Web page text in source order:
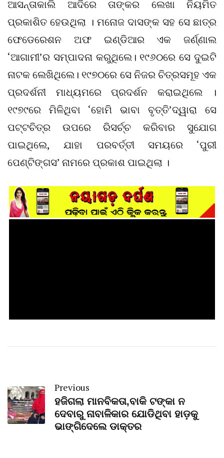
ଆସନ୍ତାକାଲି ଆଦିରେ ତାଙ୍କର ଲେଖା ନିୟମିତ
ପ୍ରକାଶିତ ହେଉଥିଲା । ମନୋଜ ଦାସଙ୍କ ସହ ସେ ଛାତ୍ର
ଫେଡେରେଶନ ଅଫ ଇଣ୍ଡିଆର ଏକ ଜର୍ଣ୍ଣାଲ
‘ଆଗାମୀ’ର ସମ୍ପାଦନା କରୁଥିଲେ। ୧୯୬୦ରେ ସେ ଦୁଇଟି
ନାଟକ ଲେଖିଥିଲେ। ୧୯୭୦ରେ ସେ ନିଜର ଚିତ୍ରସମୂହ ଏକ
ପ୍ରଦର୍ଶନୀ ମାଧ୍ୟମରେ ପ୍ରଦର୍ଶନ କରାଇଥିଲେ ।
୧୯୭୯ରେ ମିଳିଥିବା ‘ହୋମି ଭାବା ବୃତ୍ତି’ଦ୍ୱାରା ସେ
ପଟ୍ଟଚିତ୍ର ଉପରେ ରିସର୍ଚ୍ଚ କରିବାର ସୁଯୋଗ
ପାଇଥିଲେ, ଯାହା ପରବର୍ତ୍ତୀ ସମୟରେ ‘ପୁରୀ
ପେଣ୍ଟିଙ୍ଗସ’ ନାମରେ ପ୍ରକାଶ ପାଇଥିଲା ।
Previous
ହଜିଗଲା ମାନବିକତା,ବାକି ଟଙ୍କା ନ
ଦେବାରୁ ନାବାଳିକାର ଯୋଡିଥିବା ହାଡ଼କୁ
ଭାଙ୍ଗିଦେଲେ ଡାକ୍ତର